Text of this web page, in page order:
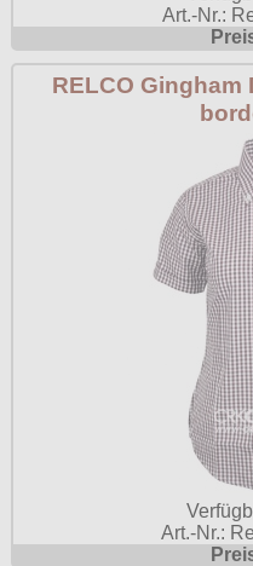
Queen
Art.-Nr.:
RELCO Gingham
Art.-Nr.: